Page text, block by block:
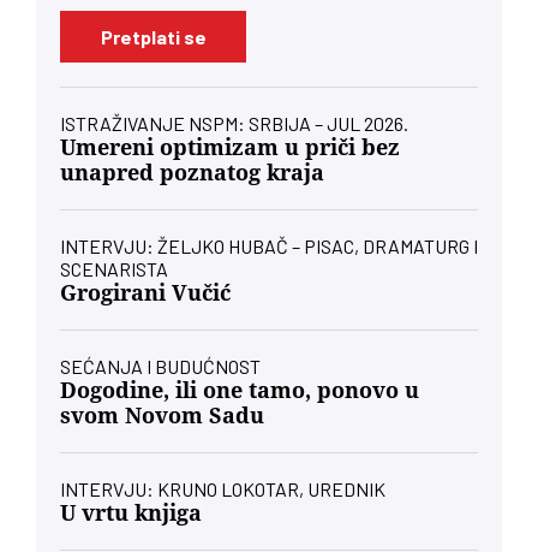
Pretplati se
ISTRAŽIVANJE NSPM: SRBIJA – JUL 2026.
Umereni optimizam u priči bez
unapred poznatog kraja
INTERVJU: ŽELJKO HUBAČ – PISAC, DRAMATURG I
SCENARISTA
Grogirani Vučić
SEĆANJA I BUDUĆNOST
Dogodine, ili one tamo, ponovo u
svom Novom Sadu
INTERVJU: KRUNO LOKOTAR, UREDNIK
U vrtu knjiga